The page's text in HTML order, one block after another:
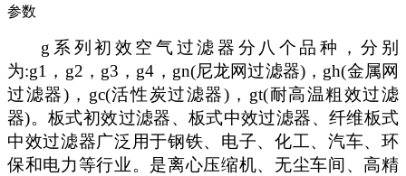
参数
g系列初效空气过滤器分八个品种，分别
为:g1，g2，g3，g4，gn(尼龙网过滤器)，gh(金属网
过滤器)，gc(活性炭过滤器)，gt(耐高温粗效过滤
器)。板式初效过滤器、板式中效过滤器、 纤维板式
中效过滤器广泛用于钢铁、电子、化工、汽车、环
保和电力等行业。是离心压缩机、无尘车间、高精